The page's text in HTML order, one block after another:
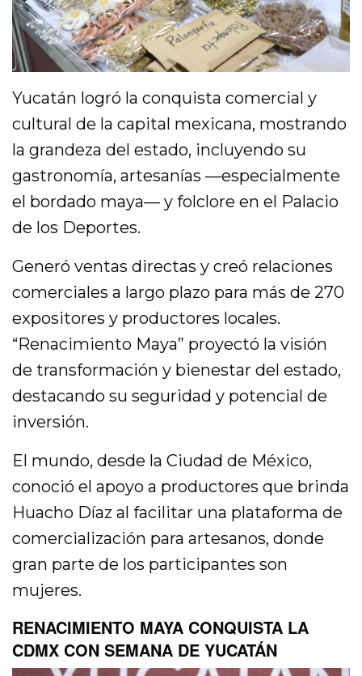
Yucatán logró la conquista comercial y
cultural de la capital mexicana, mostrando
la grandeza del estado, incluyendo su
gastronomía, artesanías —especialmente
el bordado maya— y folclore en el Palacio
de los Deportes.
Generó ventas directas y creó relaciones
comerciales a largo plazo para más de 270
expositores y productores locales.
“Renacimiento Maya” proyectó la visión
de transformación y bienestar del estado,
destacando su seguridad y potencial de
inversión.
El mundo, desde la Ciudad de México,
conoció el apoyo a productores que brinda
Huacho Díaz al facilitar una plataforma de
comercialización para artesanos, donde
gran parte de los participantes son
mujeres.
RENACIMIENTO MAYA CONQUISTA LA
CDMX CON SEMANA DE YUCATÁN